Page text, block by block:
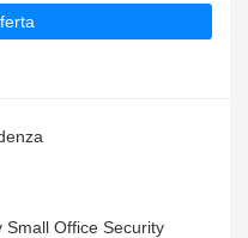
Small Office Security